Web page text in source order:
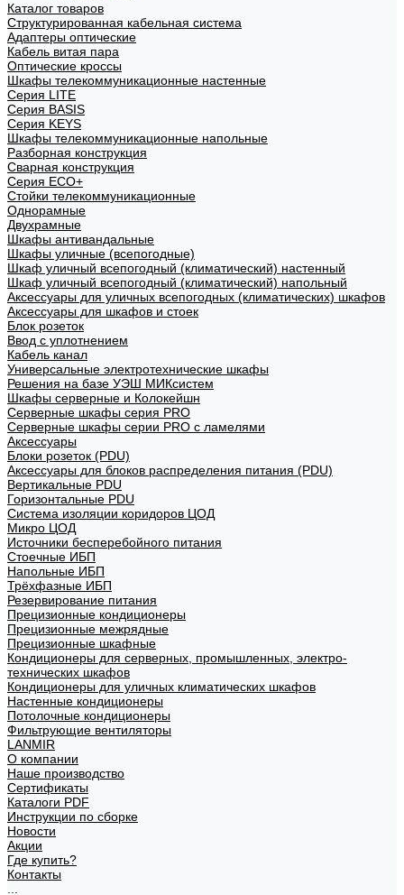
Каталог товаров
Структурированная кабельная система
Адаптеры оптические
Кабель витая пара
Оптические кроссы
Шкафы телекоммуникационные настенные
Cерия LITE
Cерия BASIS
Cерия KEYS
Шкафы телекоммуникационные напольные
Разборная конструкция
Сварная конструкция
Серия ECO+
Стойки телекоммуникационные
Однорамные
Двухрамные
Шкафы антивандальные
Шкафы уличные (всепогодные)
Шкаф уличный всепогодный (климатический) настенный
Шкаф уличный всепогодный (климатический) напольный
Аксессуары для уличных всепогодных (климатических) шкафов
Аксессуары для шкафов и стоек
Блок розеток
Ввод с уплотнением
Кабель канал
Универсальные электротехнические шкафы
Решения на базе УЭШ МИКсистем
Шкафы серверные и Колокейшн
Серверные шкафы серия PRO
Серверные шкафы серии PRO с ламелями
Аксессуары
Блоки розеток (PDU)
Аксессуары для блоков распределения питания (PDU)
Вертикальные PDU
Горизонтальные PDU
Система изоляции коридоров ЦОД
Микро ЦОД
Источники бесперебойного питания
Стоечные ИБП
Напольные ИБП
Трёхфазные ИБП
Резервирование питания
Прецизионные кондиционеры
Прецизионные межрядные
Прецизионные шкафные
Кондиционеры для серверных, промышленных, электро-
технических шкафов
Кондиционеры для уличных климатических шкафов
Настенные кондиционеры
Потолочные кондиционеры
Фильтрующие вентиляторы
LANMIR
О компании
Наше производство
Сертификаты
Каталоги PDF
Инструкции по сборке
Новости
Акции
Где купить?
Контакты